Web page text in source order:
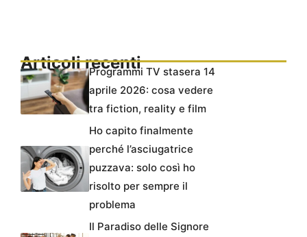
Articoli recentiProgrammi TV stasera 14
aprile 2026: cosa vedere
tra fiction, reality e film
Ho capito finalmente
perché l’asciugatrice
puzzava: solo così ho
risolto per sempre il
problema
Il Paradiso delle Signore